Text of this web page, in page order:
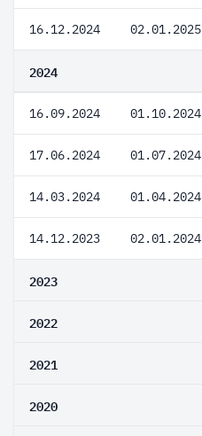
16.12.2024 02.01.2025
2024
16.09.2024 01.10.2024
17.06.2024 01.07.2024
14.03.2024 01.04.2024
14.12.2023 02.01.2024
2023
2022
2021
2020